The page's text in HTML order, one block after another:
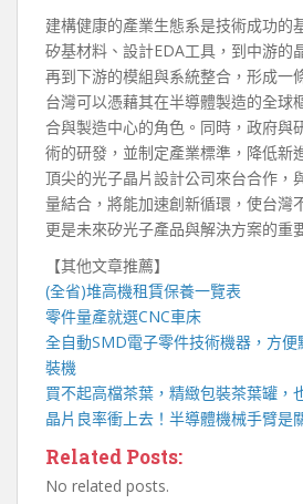
建構健康的產業生態系是技術成功的
矽基材料、設計EDA工具，到中游的
再到下游的模組與系統整合，形成一
台灣可以憑藉其在半導體製造的全球
合與製造中心的角色。同時，政府與
術的研發，並制定產業標準，降低新
頂尖的光子晶片設計公司來台合作，
量結合，將能加速創新循環，使台灣
更是未來矽光子產品與解決方案的重
【其他文章推薦】
(全省)堆高機租賃保養一覽表
零件量產就選CNC車床
全自動SMD電子零件技術機器 ，方
裝機
買不起高檔茶葉，精緻包裝茶葉罐 ，
晶片良率衝上去！ 半導體機械手臂是
Related Posts:
No related posts.